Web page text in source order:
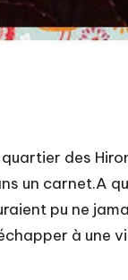
des
un carnet.A
pu ne
à une